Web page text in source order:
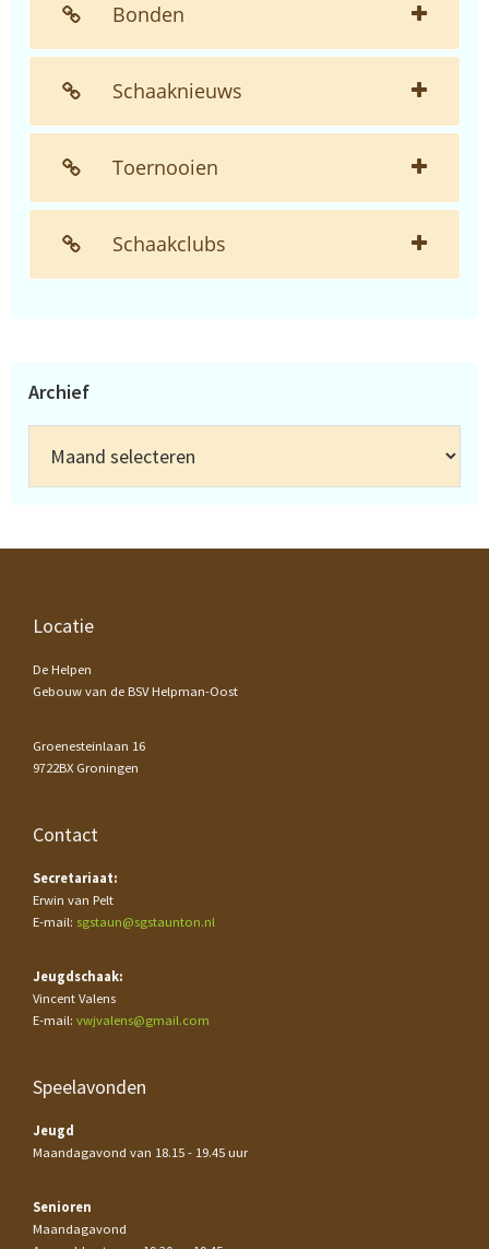
Bonden
Schaaknieuws
Toernooien
Schaakclubs
Archief
Footer
Locatie
De Helpen
Gebouw van de BSV Helpman-Oost
Groenesteinlaan 16
9722BX Groningen
Contact
Secretariaat:
Erwin van Pelt
E-mail: sgstaun@sgstaunton.nl
Jeugdschaak:
Vincent Valens
E-mail: vwjvalens@gmail.com
Speelavonden
Jeugd
Maandagavond van 18.15 - 19.45 uur
Senioren
Maandagavond